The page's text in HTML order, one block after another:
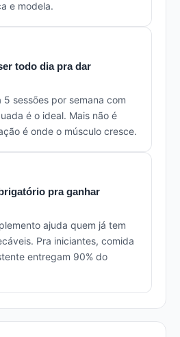
e modela.
todo dia pra dar
5 sessões por semana com
é o ideal. Mais não é
é onde o músculo cresce.
pra ganhar
ajuda quem já tem
Pra iniciantes, comida
entregam 90% do